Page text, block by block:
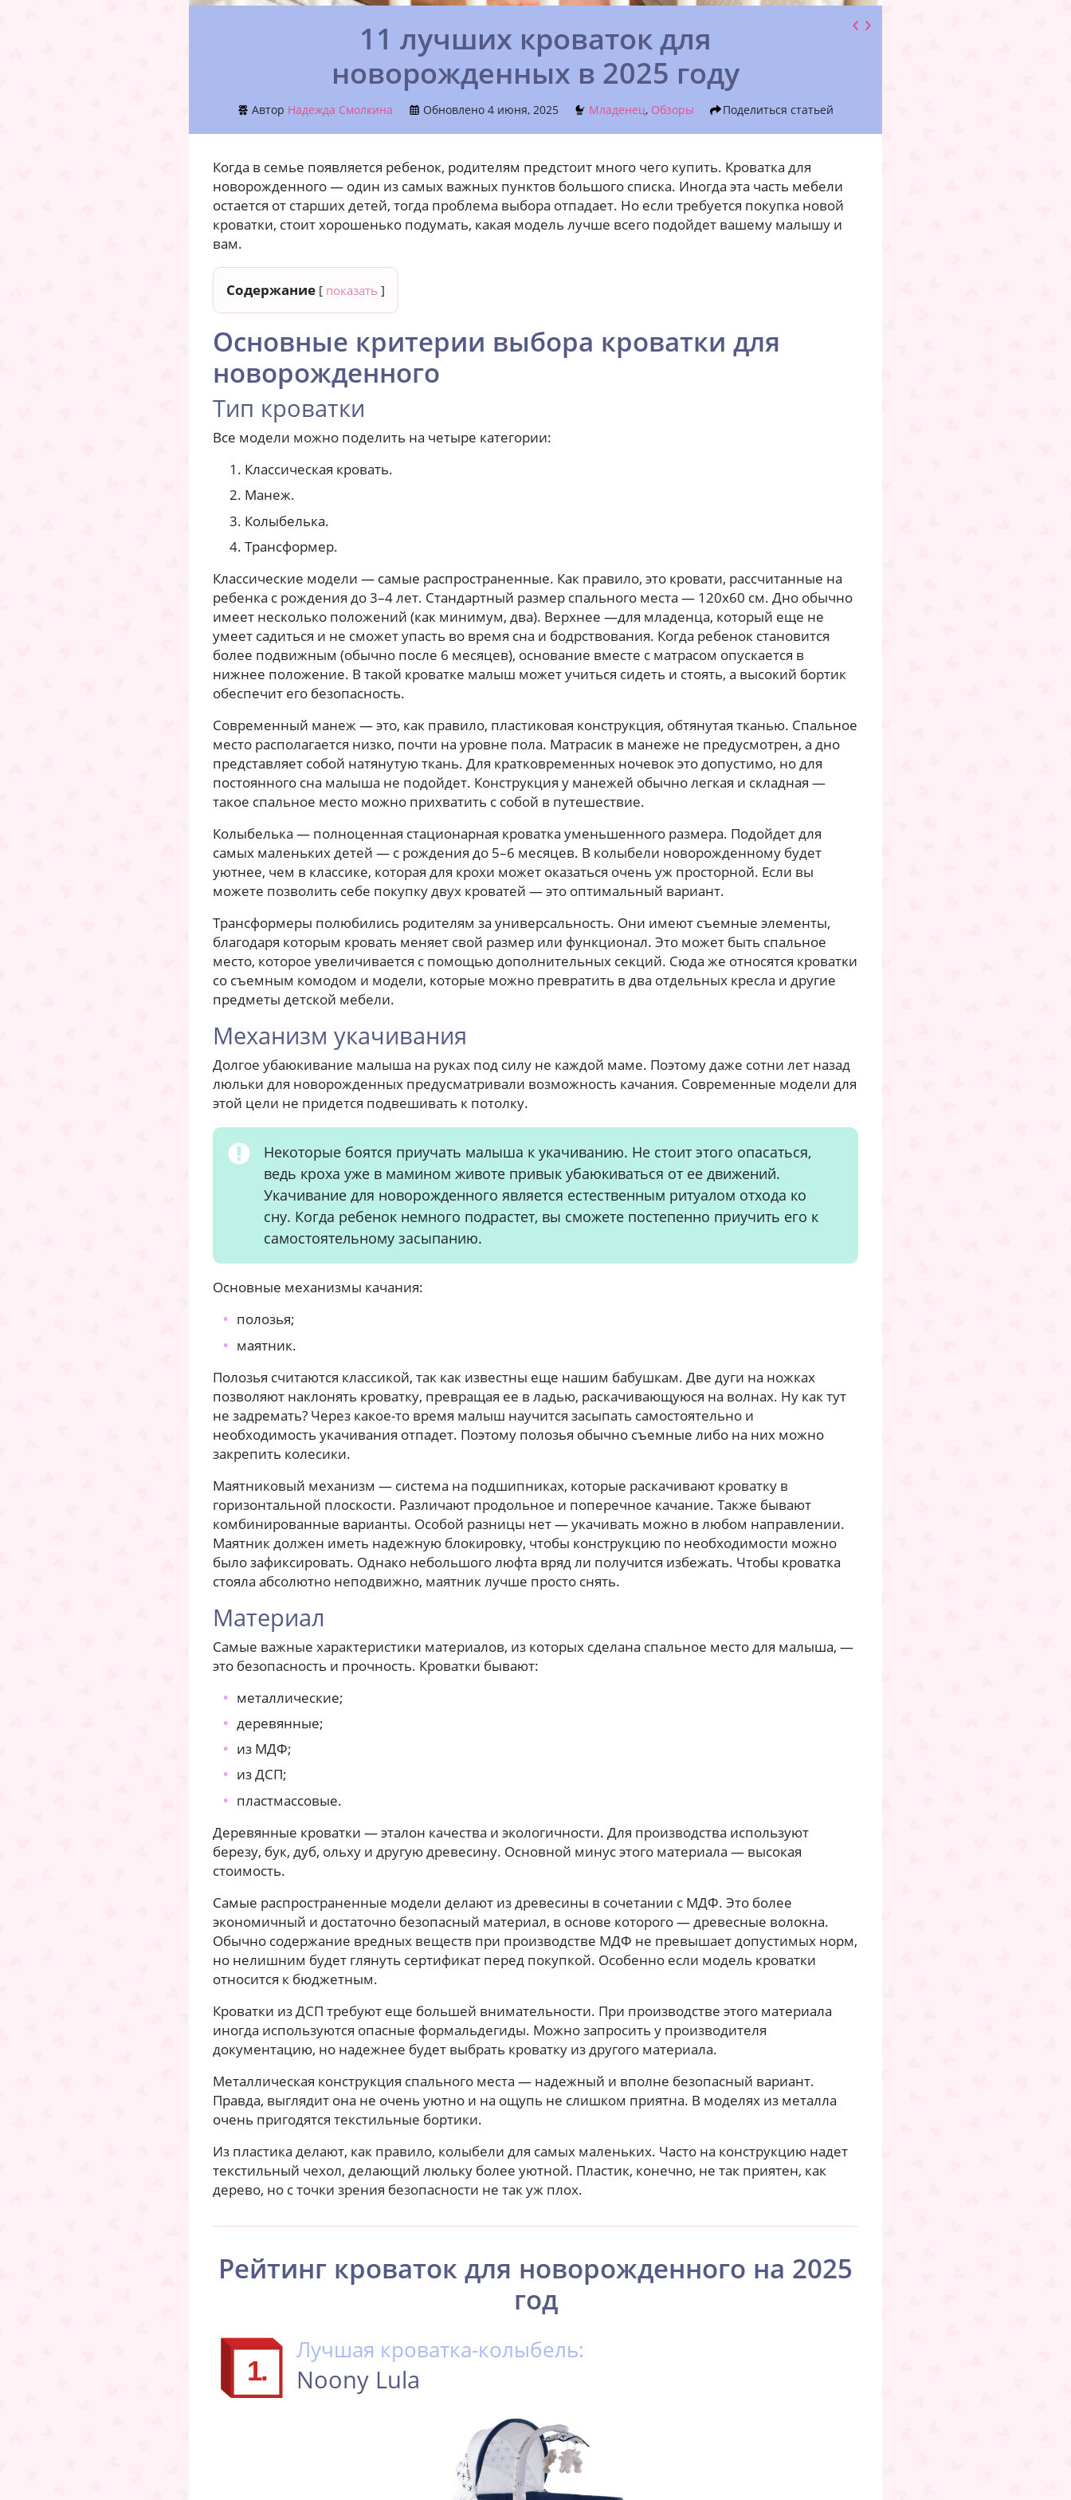
11 лучших кроваток для
новорожденных в 2025 году
Автор Надежда Смолкина Обновлено 4 июня, 2025 Младенец, Обзоры Поделиться статьей
Когда в семье появляется ребенок, родителям предстоит много чего купить. Кроватка для
новорожденного — один из самых важных пунктов большого списка. Иногда эта часть мебели
остается от старших детей, тогда проблема выбора отпадает. Но если требуется покупка новой
кроватки, стоит хорошенько подумать, какая модель лучше всего подойдет вашему малышу и
вам.
Содержание [ показать ]
Основные критерии выбора кроватки для
новорожденного
Тип кроватки
Все модели можно поделить на четыре категории:
Классическая кровать.
Манеж.
Колыбелька.
Трансформер.
Классические модели — самые распространенные. Как правило, это кровати, рассчитанные на
ребенка с рождения до 3–4 лет. Стандартный размер спального места — 120х60 см. Дно обычно
имеет несколько положений (как минимум, два). Верхнее —для младенца, который еще не
умеет садиться и не сможет упасть во время сна и бодрствования. Когда ребенок становится
более подвижным (обычно после 6 месяцев), основание вместе с матрасом опускается в
нижнее положение. В такой кроватке малыш может учиться сидеть и стоять, а высокий бортик
обеспечит его безопасность.
Современный манеж — это, как правило, пластиковая конструкция, обтянутая тканью. Спальное
место располагается низко, почти на уровне пола. Матрасик в манеже не предусмотрен, а дно
представляет собой натянутую ткань. Для кратковременных ночевок это допустимо, но для
постоянного сна малыша не подойдет. Конструкция у манежей обычно легкая и складная —
такое спальное место можно прихватить с собой в путешествие.
Колыбелька — полноценная стационарная кроватка уменьшенного размера. Подойдет для
самых маленьких детей — с рождения до 5–6 месяцев. В колыбели новорожденному будет
уютнее, чем в классике, которая для крохи может оказаться очень уж просторной. Если вы
можете позволить себе покупку двух кроватей — это оптимальный вариант.
Трансформеры полюбились родителям за универсальность. Они имеют съемные элементы,
благодаря которым кровать меняет свой размер или функционал. Это может быть спальное
место, которое увеличивается с помощью дополнительных секций. Сюда же относятся кроватки
со съемным комодом и модели, которые можно превратить в два отдельных кресла и другие
предметы детской мебели.
Механизм укачивания
Долгое убаюкивание малыша на руках под силу не каждой маме. Поэтому даже сотни лет назад
люльки для новорожденных предусматривали возможность качания. Современные модели для
этой цели не придется подвешивать к потолку.
Некоторые боятся приучать малыша к укачиванию. Не стоит этого опасаться,
ведь кроха уже в мамином животе привык убаюкиваться от ее движений.
Укачивание для новорожденного является естественным ритуалом отхода ко
сну. Когда ребенок немного подрастет, вы сможете постепенно приучить его к
самостоятельному засыпанию.
Основные механизмы качания:
полозья;
маятник.
Полозья считаются классикой, так как известны еще нашим бабушкам. Две дуги на ножках
позволяют наклонять кроватку, превращая ее в ладью, раскачивающуюся на волнах. Ну как тут
не задремать? Через какое-то время малыш научится засыпать самостоятельно и
необходимость укачивания отпадет. Поэтому полозья обычно съемные либо на них можно
закрепить колесики.
Маятниковый механизм — система на подшипниках, которые раскачивают кроватку в
горизонтальной плоскости. Различают продольное и поперечное качание. Также бывают
комбинированные варианты. Особой разницы нет — укачивать можно в любом направлении.
Маятник должен иметь надежную блокировку, чтобы конструкцию по необходимости можно
было зафиксировать. Однако небольшого люфта вряд ли получится избежать. Чтобы кроватка
стояла абсолютно неподвижно, маятник лучше просто снять.
Материал
Самые важные характеристики материалов, из которых сделана спальное место для малыша, —
это безопасность и прочность. Кроватки бывают:
металлические;
деревянные;
из МДФ;
из ДСП;
пластмассовые.
Деревянные кроватки — эталон качества и экологичности. Для производства используют
березу, бук, дуб, ольху и другую древесину. Основной минус этого материала — высокая
стоимость.
Самые распространенные модели делают из древесины в сочетании с МДФ. Это более
экономичный и достаточно безопасный материал, в основе которого — древесные волокна.
Обычно содержание вредных веществ при производстве МДФ не превышает допустимых норм,
но нелишним будет глянуть сертификат перед покупкой. Особенно если модель кроватки
относится к бюджетным.
Кроватки из ДСП требуют еще большей внимательности. При производстве этого материала
иногда используются опасные формальдегиды. Можно запросить у производителя
документацию, но надежнее будет выбрать кроватку из другого материала.
Металлическая конструкция спального места — надежный и вполне безопасный вариант.
Правда, выглядит она не очень уютно и на ощупь не слишком приятна. В моделях из металла
очень пригодятся текстильные бортики.
Из пластика делают, как правило, колыбели для самых маленьких. Часто на конструкцию надет
текстильный чехол, делающий люльку более уютной. Пластик, конечно, не так приятен, как
дерево, но с точки зрения безопасности не так уж плох.
Рейтинг кроваток для новорожденного на 2025
год
1.
Лучшая кроватка-колыбель:
Noony Lula